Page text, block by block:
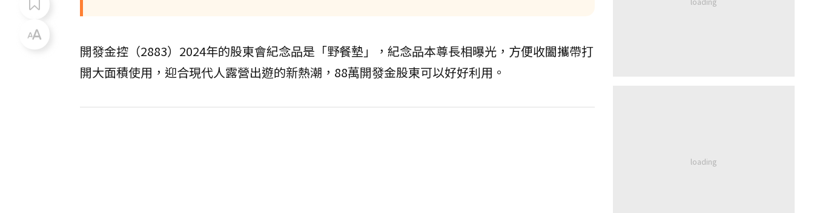
開發金控（2883）2024年的股東會紀念品是「野餐墊」，紀念品本尊長相曝光，方便收闔攜帶打
開大面積使用，迎合現代人露營出遊的新熱潮，88萬開發金股東可以好好利用。